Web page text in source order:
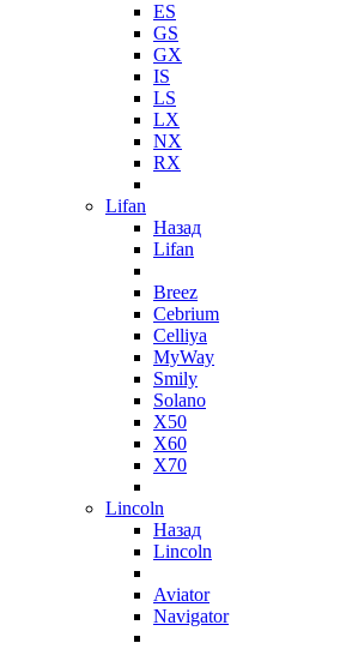
ES
GS
GX
IS
LS
LX
NX
RX
Lifan
Назад
Lifan
Breez
Cebrium
Celliya
MyWay
Smily
Solano
X50
X60
X70
Lincoln
Назад
Lincoln
Aviator
Navigator